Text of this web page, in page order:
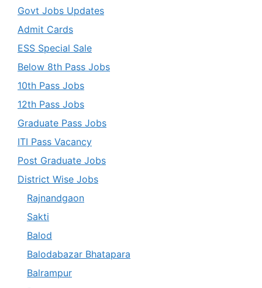
Govt Jobs Updates
Admit Cards
ESS Special Sale
Below 8th Pass Jobs
10th Pass Jobs
12th Pass Jobs
Graduate Pass Jobs
ITI Pass Vacancy
Post Graduate Jobs
District Wise Jobs
Rajnandgaon
Sakti
Balod
Balodabazar Bhatapara
Balrampur